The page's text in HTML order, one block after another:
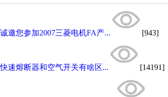
诚邀您参加2007三菱电机FA产... [943]
快速熔断器和空气开关有啥区... [14191]